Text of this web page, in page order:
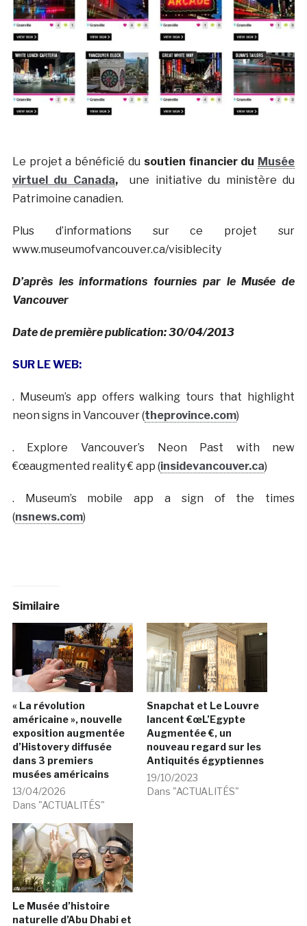
Le projet a bénéficié du soutien financier du Musée
virtuel du Canada, une initiative du ministère du
Patrimoine canadien.
Plus d’informations sur ce projet sur
www.museumofvancouver.ca/visiblecity
D’après les informations fournies par le Musée de
Vancouver
Date de première publication: 30/04/2013
SUR LE WEB:
. Museum’s app offers walking tours that highlight
neon signs in Vancouver (theprovince.com)
. Explore Vancouver’s Neon Past with new
€œaugmented reality € app (insidevancouver.ca)
. Museum’s mobile app a sign of the times
(nsnews.com)
Similaire
« La révolution
américaine », nouvelle
exposition augmentée
d’Histovery diffusée
dans 3 premiers
musées américains
13/04/2026
Dans "ACTUALITÉS"
Snapchat et Le Louvre
lancent €œL’Egypte
Augmentée €, un
nouveau regard sur les
Antiquités égyptiennes
19/10/2023
Dans "ACTUALITÉS"
Le Musée d’histoire
naturelle d’Abu Dhabi et